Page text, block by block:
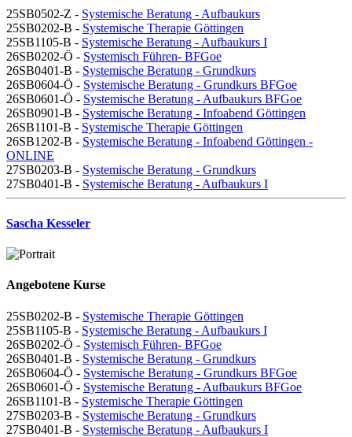
25SB0502-Z - Systemische Beratung - Aufbaukurs
25SB0202-B - Systemische Therapie Göttingen
25SB1105-B - Systemische Beratung - Aufbaukurs I
26SB0202-Ö - Systemisch Führen- BFGoe
26SB0401-B - Systemische Beratung - Grundkurs
26SB0604-Ö - Systemische Beratung - Grundkurs BFGoe
26SB0601-Ö - Systemische Beratung - Aufbaukurs BFGoe
26SB0901-B - Systemische Beratung - Infoabend Göttingen
26SB1101-B - Systemische Therapie Göttingen
26SB1202-B - Systemische Beratung - Infoabend Göttingen -
ONLINE
27SB0203-B - Systemische Beratung - Grundkurs
27SB0401-B - Systemische Beratung - Aufbaukurs I
Sascha Kesseler
Angebotene Kurse
25SB0202-B - Systemische Therapie Göttingen
25SB1105-B - Systemische Beratung - Aufbaukurs I
26SB0202-Ö - Systemisch Führen- BFGoe
26SB0401-B - Systemische Beratung - Grundkurs
26SB0604-Ö - Systemische Beratung - Grundkurs BFGoe
26SB0601-Ö - Systemische Beratung - Aufbaukurs BFGoe
26SB1101-B - Systemische Therapie Göttingen
27SB0203-B - Systemische Beratung - Grundkurs
27SB0401-B - Systemische Beratung - Aufbaukurs I